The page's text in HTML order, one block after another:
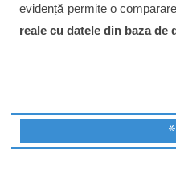
evidență permite o comparare
reale cu datele din baza de